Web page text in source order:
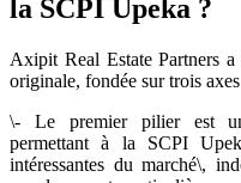
la SCPI Upeka ?
Axipit Real Estate Partners a
originale, fondée sur trois
\- Le premier pilier est
permettant à la SCPI
intéressantes du marché\,